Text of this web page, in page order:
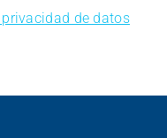
de datos